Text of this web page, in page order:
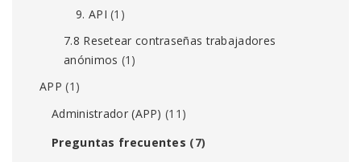
9. API (1)
7.8 Resetear contraseñas trabajadores
anónimos (1)
APP (1)
Administrador (APP) (11)
Preguntas frecuentes (7)